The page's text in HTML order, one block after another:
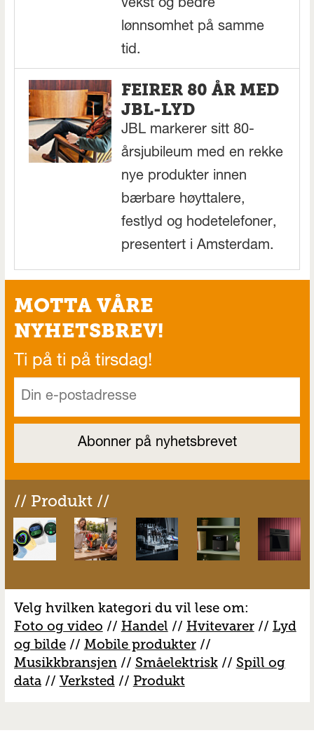
vekst og bedre
lønnsomhet på samme
tid.
FEIRER 80 ÅR MED
JBL-LYD
JBL markerer sitt 80-
årsjubileum med en rekke
nye produkter innen
bærbare høyttalere,
festlyd og hodetelefoner,
presentert i Amsterdam.
MOTTA VÅRE
NYHETSBREV!
Ti på ti på tirsdag!
// Produkt //
Velg hvilken kategori du vil lese om:
Foto og video // Handel // Hvitevarer// Lyd
og bilde// Mobile produkter//
Musikkbransjen// Småelektrisk// Spill og
data// Verksted // Produkt